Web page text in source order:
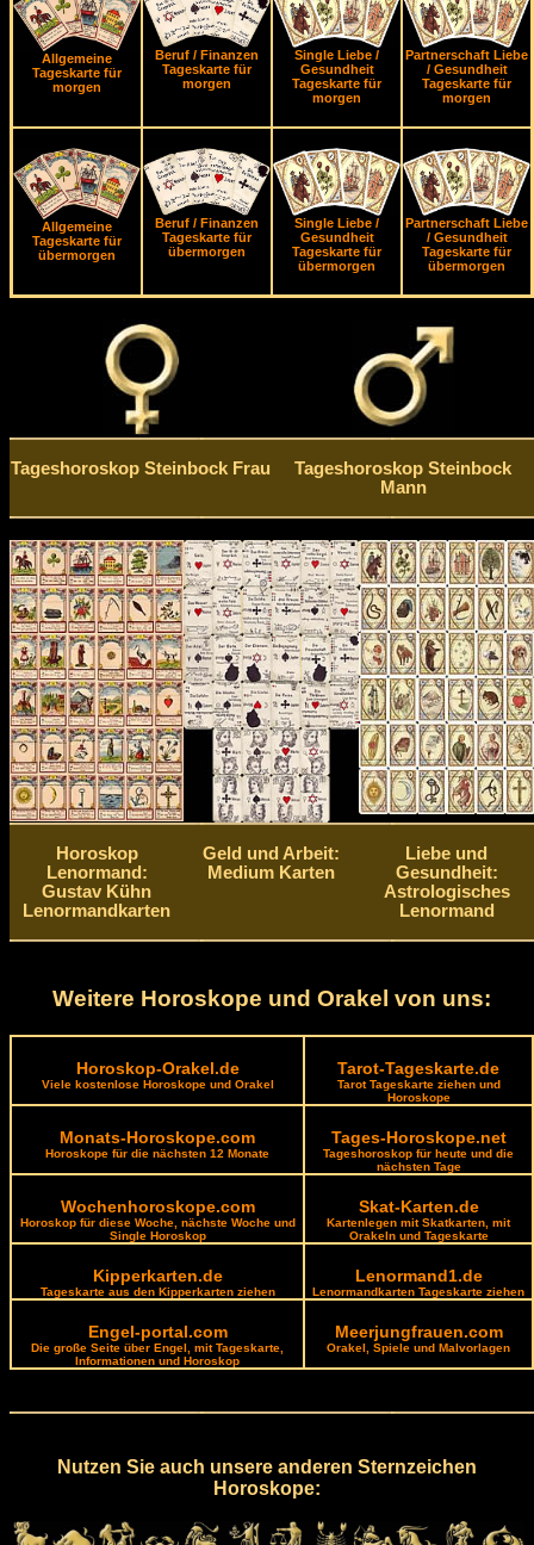
Allgemeine
Tageskarte für
morgen
Beruf / Finanzen
Tageskarte für
morgen
Single Liebe /
Gesundheit
Tageskarte für
morgen
Partnerschaft Liebe
/ Gesundheit
Tageskarte für
morgen
Allgemeine
Tageskarte für
übermorgen
Beruf / Finanzen
Tageskarte für
übermorgen
Single Liebe /
Gesundheit
Tageskarte für
übermorgen
Partnerschaft Liebe
/ Gesundheit
Tageskarte für
übermorgen
Tageshoroskop Steinbock Frau
Tageshoroskop Steinbock
Mann
Horoskop
Lenormand:
Gustav Kühn
Lenormandkarten
Geld und Arbeit:
Medium Karten
Liebe und
Gesundheit:
Astrologisches
Lenormand
Weitere Horoskope und Orakel von uns:
Horoskop-Orakel.de
Viele kostenlose Horoskope und Orakel
Tarot-Tageskarte.de
Tarot Tageskarte ziehen und
Horoskope
Monats-Horoskope.com
Horoskope für die nächsten 12 Monate
Tages-Horoskope.net
Tageshoroskop für heute und die
nächsten Tage
Wochenhoroskope.com
Horoskop für diese Woche, nächste Woche und
Single Horoskop
Skat-Karten.de
Kartenlegen mit Skatkarten, mit
Orakeln und Tageskarte
Kipperkarten.de
Tageskarte aus den Kipperkarten ziehen
Lenormand1.de
Lenormandkarten Tageskarte ziehen
Engel-portal.com
Die große Seite über Engel, mit Tageskarte,
Informationen und Horoskop
Meerjungfrauen.com
Orakel, Spiele und Malvorlagen
Nutzen Sie auch unsere anderen Sternzeichen
Horoskope: